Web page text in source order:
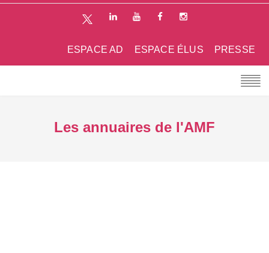
PRESSE
ESPACE ÉLUS
ESPACE AD
Les annuaires de l'AMF